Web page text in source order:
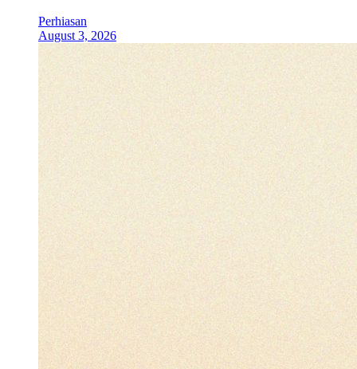
Perhiasan
August 3, 2026